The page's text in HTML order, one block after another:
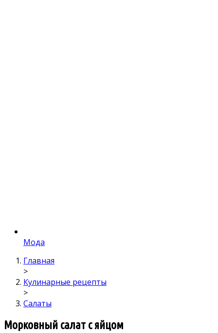
Мода
Главная
>
Кулинарные рецепты
>
Салаты
Морковный салат с яйцом